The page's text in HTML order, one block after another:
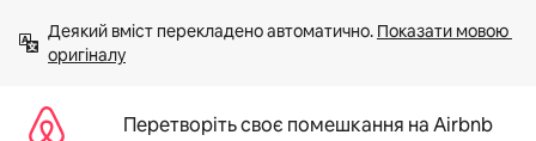
вмісту
Деякий вміст перекладено автоматично. Показати мовою
оригіналу
Перетворіть своє помешкання на Airbnb